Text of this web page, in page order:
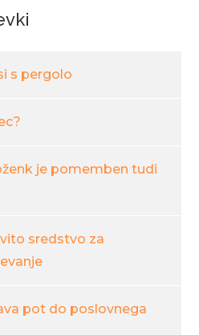
s pergolo
je pomemben tudi
sredstvo za
pot do poslovnega